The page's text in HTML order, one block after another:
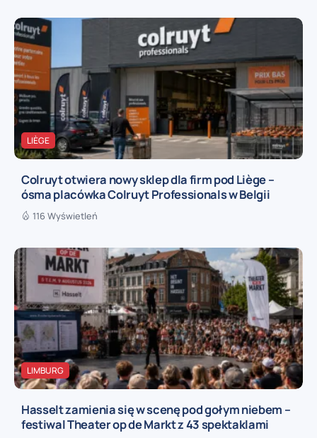
LIÈGE
Colruyt otwiera nowy sklep dla firm pod Liège –
ósma placówka Colruyt Professionals w Belgii
116 Wyświetleń
LIMBURG
Hasselt zamienia się w scenę pod gołym niebem –
festiwal Theater op de Markt z 43 spektaklami